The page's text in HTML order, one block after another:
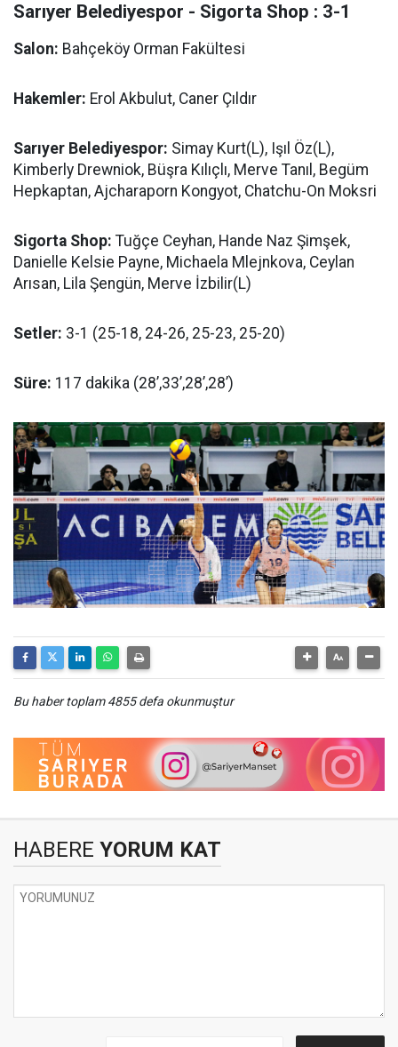
Sarıyer Belediyespor - Sigorta Shop : 3-1
Salon: Bahçeköy Orman Fakültesi
Hakemler: Erol Akbulut, Caner Çıldır
Sarıyer Belediyespor: Simay Kurt(L), Işıl Öz(L),
Kimberly Drewniok, Büşra Kılıçlı, Merve Tanıl, Begüm
Hepkaptan, Ajcharaporn Kongyot, Chatchu-On Moksri
Sigorta Shop: Tuğçe Ceyhan, Hande Naz Şimşek,
Danielle Kelsie Payne, Michaela Mlejnkova, Ceylan
Arısan, Lila Şengün, Merve İzbilir(L)
Setler: 3-1 (25-18, 24-26, 25-23, 25-20)
Süre: 117 dakika (28’,33’,28’,28’)
Bu haber toplam 4855 defa okunmuştur
HABERE YORUM KAT